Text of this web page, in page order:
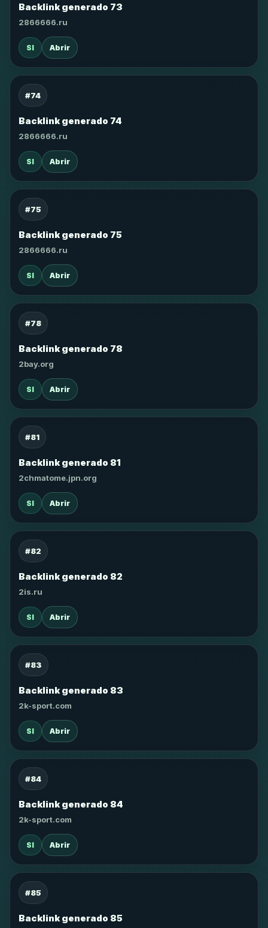
Backlink generado 73
2866666.ru
SI Abrir
#74
Backlink generado 74
2866666.ru
SI Abrir
#75
Backlink generado 75
2866666.ru
SI Abrir
#78
Backlink generado 78
2bay.org
SI Abrir
#81
Backlink generado 81
2chmatome.jpn.org
SI Abrir
#82
Backlink generado 82
2is.ru
SI Abrir
#83
Backlink generado 83
2k-sport.com
SI Abrir
#84
Backlink generado 84
2k-sport.com
SI Abrir
#85
Backlink generado 85